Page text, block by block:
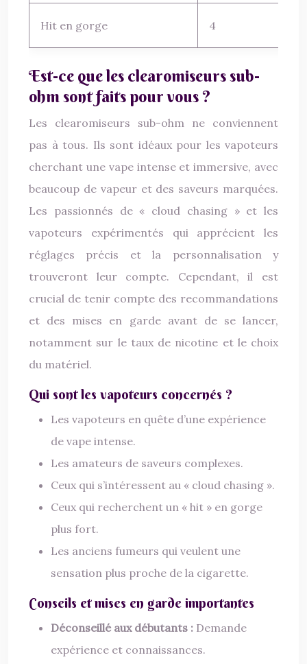
Hit en gorge 4
Est-ce que les clearomiseurs sub-
ohm sont faits pour vous ?
Les clearomiseurs sub-ohm ne conviennent
pas à tous. Ils sont idéaux pour les vapoteurs
cherchant une vape intense et immersive, avec
beaucoup de vapeur et des saveurs marquées.
Les passionnés de « cloud chasing » et les
vapoteurs expérimentés qui apprécient les
réglages précis et la personnalisation y
trouveront leur compte. Cependant, il est
crucial de tenir compte des recommandations
et des mises en garde avant de se lancer,
notamment sur le taux de nicotine et le choix
du matériel.
Qui sont les vapoteurs concernés ?
Les vapoteurs en quête d’une expérience
de vape intense.
Les amateurs de saveurs complexes.
Ceux qui s’intéressent au « cloud chasing ».
Ceux qui recherchent un « hit » en gorge
plus fort.
Les anciens fumeurs qui veulent une
sensation plus proche de la cigarette.
Conseils et mises en garde importantes
Déconseillé aux débutants : Demande
expérience et connaissances.